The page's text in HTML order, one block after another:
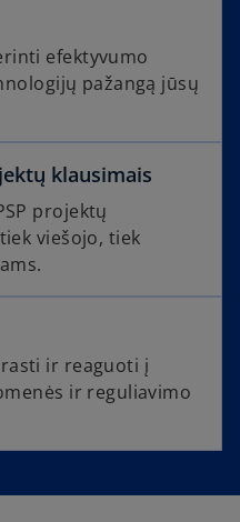
efektyvumo
pažangą jūsų
klausimais
projektų
viešojo, tiek
ir reaguoti į
ir reguliavimo